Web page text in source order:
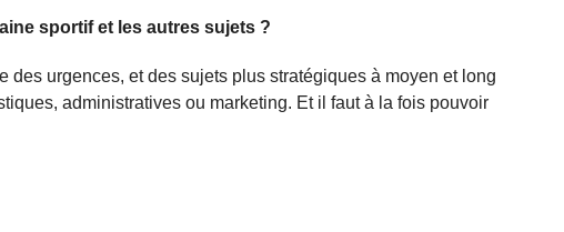
sportif et les autres sujets ?
des urgences, et des sujets plus stratégiques à moyen et long
administratives ou marketing. Et il faut à la fois pouvoir